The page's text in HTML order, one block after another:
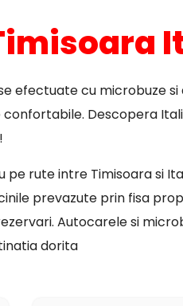
efectuate cu microbuze
Descopera
rute intre Timisoara si
prevazute prin fisa
Autocarele si
dorita